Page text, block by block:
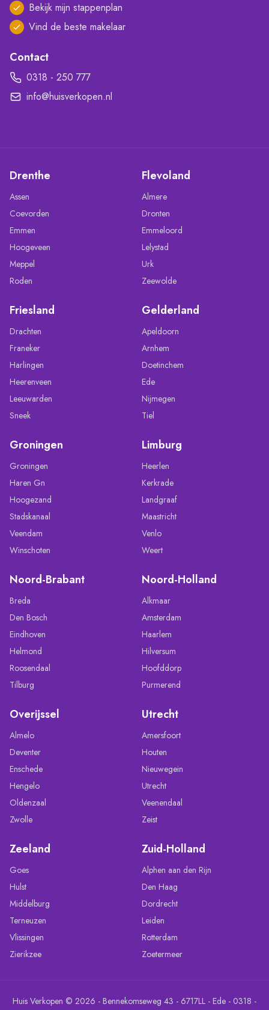
Bekijk mijn stappenplan
Vind de beste makelaar
Contact
0318 - 250 777
info@huisverkopen.nl
Drenthe
Assen
Coevorden
Emmen
Hoogeveen
Meppel
Roden
Flevoland
Almere
Dronten
Emmeloord
Lelystad
Urk
Zeewolde
Friesland
Drachten
Franeker
Harlingen
Heerenveen
Leeuwarden
Sneek
Gelderland
Apeldoorn
Arnhem
Doetinchem
Ede
Nijmegen
Tiel
Groningen
Groningen
Haren Gn
Hoogezand
Stadskanaal
Veendam
Winschoten
Limburg
Heerlen
Kerkrade
Landgraaf
Maastricht
Venlo
Weert
Noord-Brabant
Breda
Den Bosch
Eindhoven
Helmond
Roosendaal
Tilburg
Noord-Holland
Alkmaar
Amsterdam
Haarlem
Hilversum
Hoofddorp
Purmerend
Overijssel
Almelo
Deventer
Enschede
Hengelo
Oldenzaal
Zwolle
Utrecht
Amersfoort
Houten
Nieuwegein
Utrecht
Veenendaal
Zeist
Zeeland
Goes
Hulst
Middelburg
Terneuzen
Vlissingen
Zierikzee
Zuid-Holland
Alphen aan den Rijn
Den Haag
Dordrecht
Leiden
Rotterdam
Zoetermeer
Huis Verkopen © 2026 - Bennekomseweg 43 - 6717LL - Ede - 0318 -